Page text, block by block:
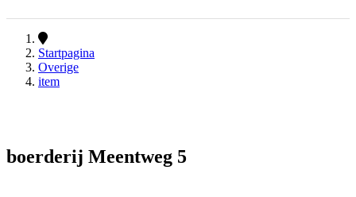
Startpagina
Overige
item
boerderij Meentweg 5